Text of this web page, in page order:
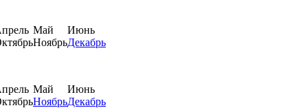
Май
Июнь
НоябрьДекабрь
Май
Июнь
НоябрьДекабрь